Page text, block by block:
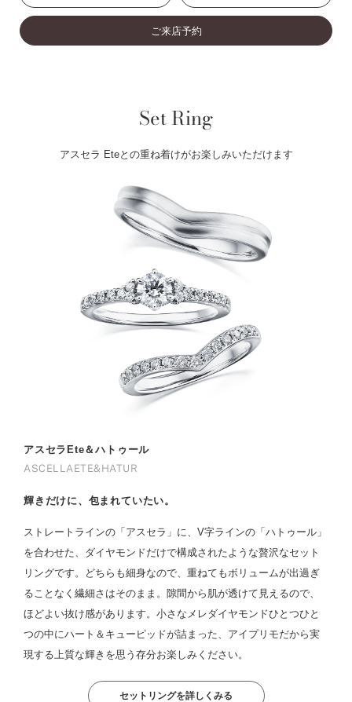
ご来店予約
Set Ring
アスセラ Eteとの重ね着けがお楽しみいただけます
アスセラEte＆ハトゥール
ASCELLAETE&HATUR
輝きだけに、包まれていたい。
ストレートラインの「アスセラ」に、V字ラインの「ハトゥール」
を合わせた、ダイヤモンドだけで構成されたような贅沢なセット
リングです。どちらも細身なので、重ねてもボリュームが出過ぎ
ることなく繊細さはそのまま。隙間から肌が透けて見えるので、
ほどよい抜け感があります。小さなメレダイヤモンドひとつひと
つの中にハート＆キューピッドが詰まった、アイプリモだから実
現する上質な輝きを思う存分お楽しみください。
セットリングを詳しくみる